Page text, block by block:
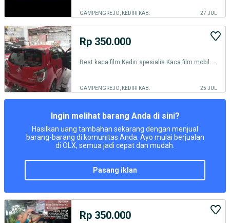
GAMPENGREJO, KEDIRI KAB. 27 JUL
Rp 350.000
GAMPENGREJO, KEDIRI KAB. 25 JUL
Ingin melihat barang Anda di sini?
Hasilkan uang tambahan sekarang dengan menjual
barang-barang di komunitas Anda. Ayo mulai berjualan
di OLX, semua jadi cepat dan mudah.
pasang iklan
Rp 350.000